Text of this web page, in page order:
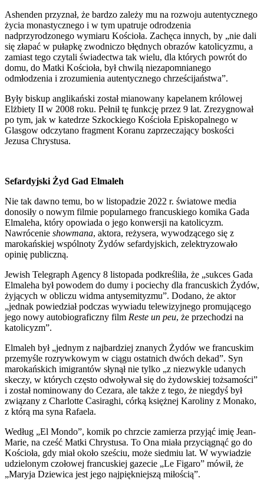
Ashenden przyznał, że bardzo zależy mu na rozwoju autentycznego
życia monastycznego i w tym upatruje odrodzenia
nadprzyrodzonego wymiaru Kościoła. Zachęca innych, by „nie dali
się złapać w pułapkę zwodniczo błędnych obrazów katolicyzmu, a
zamiast tego czytali świadectwa tak wielu, dla których powrót do
domu, do Matki Kościoła, był chwilą niezapomnianego
odmłodzenia i zrozumienia autentycznego chrześcijaństwa”.
Były biskup anglikański został mianowany kapelanem królowej
Elżbiety II w 2008 roku. Pełnił tę funkcję przez 9 lat. Zrezygnował
po tym, jak w katedrze Szkockiego Kościoła Episkopalnego w
Glasgow odczytano fragment Koranu zaprzeczający boskości
Jezusa Chrystusa.
Sefardyjski Żyd Gad Elmaleh
Nie tak dawno temu, bo w listopadzie 2022 r. światowe media
donosiły o nowym filmie popularnego francuskiego komika Gada
Elmaleha, który opowiada o jego konwersji na katolicyzm.
Nawrócenie showmana, aktora, reżysera, wywodzącego się z
marokańskiej wspólnoty Żydów sefardyjskich, zelektryzowało
opinię publiczną.
Jewish Telegraph Agency 8 listopada podkreśliła, że „sukces Gada
Elmaleha był powodem do dumy i pociechy dla francuskich Żydów,
żyjących w obliczu widma antysemityzmu”. Dodano, że aktor
„jednak powiedział podczas wywiadu telewizyjnego promującego
jego nowy autobiograficzny film Reste un peu, że przechodzi na
katolicyzm”.
Elmaleh był „jednym z najbardziej znanych Żydów we francuskim
przemyśle rozrywkowym w ciągu ostatnich dwóch dekad”. Syn
marokańskich imigrantów słynął nie tylko „z niezwykle udanych
skeczy, w których często odwoływał się do żydowskiej tożsamości”
i został nominowany do Cezara, ale także z tego, że niegdyś był
związany z Charlotte Casiraghi, córką księżnej Karoliny z Monako,
z którą ma syna Rafaela.
Według „El Mondo”, komik po chrzcie zamierza przyjąć imię Jean-
Marie, na cześć Matki Chrystusa. To Ona miała przyciągnąć go do
Kościoła, gdy miał około sześciu, może siedmiu lat. W wywiadzie
udzielonym czołowej francuskiej gazecie „Le Figaro” mówił, że
„Maryja Dziewica jest jego najpiękniejszą miłością”.